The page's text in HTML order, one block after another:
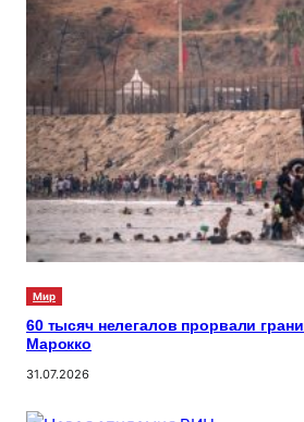
Мир
60 тысяч нелегалов прорвали
Марокко
31.07.2026